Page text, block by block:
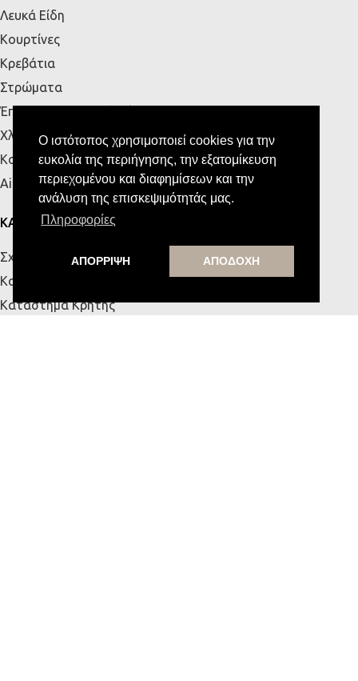
Ο ιστότοπος χρησιμοποιεί cookies για την
ευκολία της περιήγησης, την εξατομίκευση
περιεχομένου και διαφημίσεων και την
ανάλυση της επισκεψιμότητάς μας.
Πληροφορίες
ΑΠΟΡΡΙΨΗ ΑΠΟΔΟΧΗ
Λευκά Είδη
Κουρτίνες
Κρεβάτια
Στρώματα
Έπιπλα Εξωτερικού Χώρου
Χλοοτάπητες
Κουζίνα
Airbnb
ΚΑΤΑΣΤΗΜΑΤΑ
Σχετικά με εμάς
Κατάστημα Πάτρας
Κατάστημα Κρήτης